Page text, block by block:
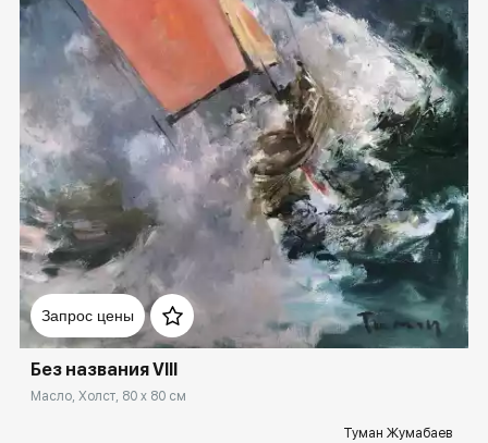
Запрос цены
Домен: rakovgallery.ru
Без названия VIII
Масло, Холст, 80 x 80 см
Туман Жумабаев